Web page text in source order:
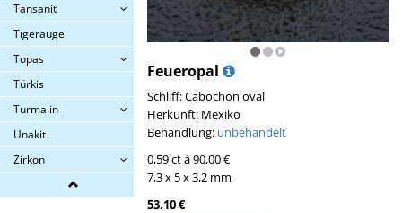
Tansanit
Tigerauge
Topas
Türkis
Turmalin
Unakit
Zirkon
Feueropal
Schliff: Cabochon oval
Herkunft: Mexiko
Behandlung: unbehandelt
0,59 ct á 90,00 €
7,3 x 5 x 3,2 mm
53,10 €